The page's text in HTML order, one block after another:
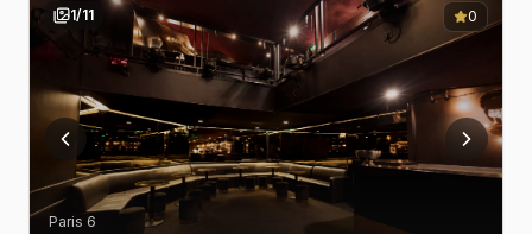
1/11 0
Paris 6